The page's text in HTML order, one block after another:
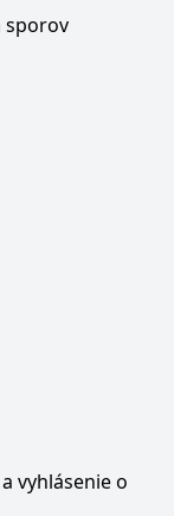
sporov
vyhlásenie o